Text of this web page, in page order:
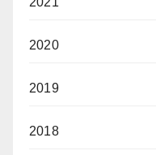
2020
2019
2018